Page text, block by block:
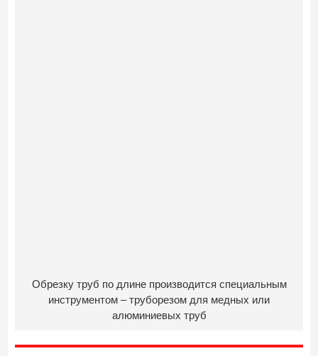
Обрезку труб по длине производится специальным
инструментом – труборезом для медных или
алюминиевых труб